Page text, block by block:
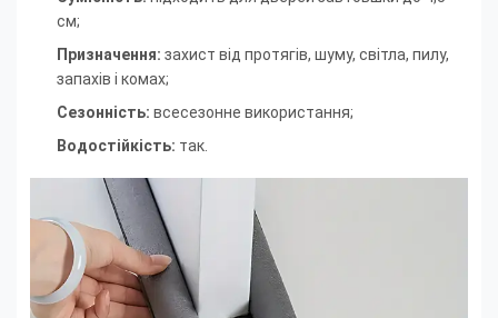
см;
Призначення: захист від протягів, шуму, світла, пилу,
запахів і комах;
Сезонність: всесезонне використання;
Водостійкість: так.